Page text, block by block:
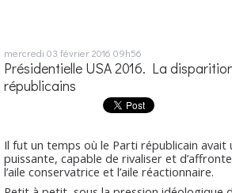
mercredi 03 février 2016 09h56
Présidentielle USA 2016. La
républicains
Il fut un temps où le Parti républicain avait
puissante, capable de rivaliser et
l’aile conservatrice et l’aile réactionnaire.